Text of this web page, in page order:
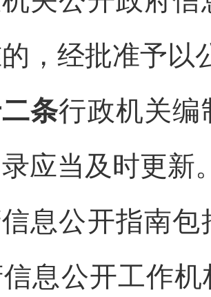
，经批准予以
条行政机关编
应当及时更新
息公开指南
息公开工作